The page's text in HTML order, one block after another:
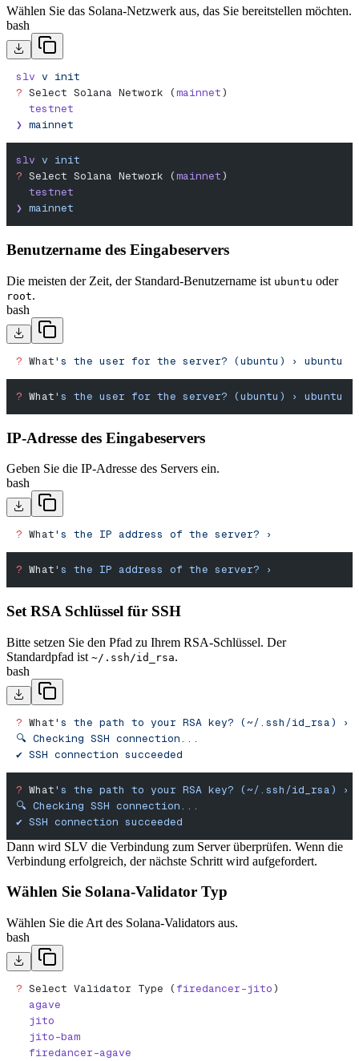
Wählen Sie das Solana-Netzwerk aus, das Sie bereitstellen möchten.
bash
slv v init
? Select Solana Network (mainnet)
  testnet
❯ mainnet
slv v init
? Select Solana Network (mainnet)
  testnet
❯ mainnet
Benutzername des Eingabeservers
Die meisten der Zeit, der Standard-Benutzername ist ubuntu oder
root.
bash
? What's the user for the server? (ubuntu) › ubuntu
? What's the user for the server? (ubuntu) › ubuntu
IP-Adresse des Eingabeservers
Geben Sie die IP-Adresse des Servers ein.
bash
? What's the IP address of the server? ›
? What's the IP address of the server? ›
Set RSA Schlüssel für SSH
Bitte setzen Sie den Pfad zu Ihrem RSA-Schlüssel. Der
Standardpfad ist ~/.ssh/id_rsa.
bash
? What's the path to your RSA key? (~/.ssh/id_rsa) ›
🔍 Checking SSH connection...
✔︎ SSH connection succeeded
? What's the path to your RSA key? (~/.ssh/id_rsa) ›
🔍 Checking SSH connection...
✔︎ SSH connection succeeded
Dann wird SLV die Verbindung zum Server überprüfen. Wenn die
Verbindung erfolgreich, der nächste Schritt wird aufgefordert.
Wählen Sie Solana-Validator Typ
Wählen Sie die Art des Solana-Validators aus.
bash
? Select Validator Type (firedancer-jito)
  agave
  jito
  jito-bam
  firedancer-agave